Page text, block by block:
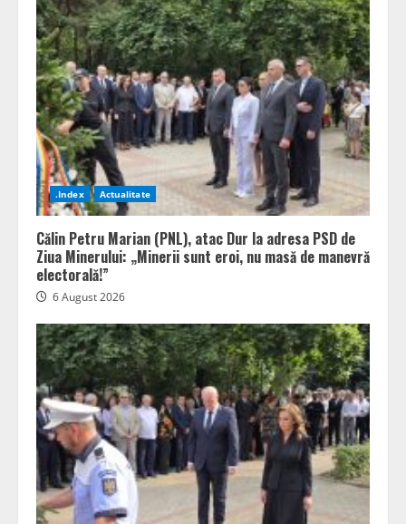
.Index Actualitate
Călin Petru Marian (PNL), atac Dur la adresa PSD de
Ziua Minerului: „Minerii sunt eroi, nu masă de manevră
electorală!”
6 August 2026